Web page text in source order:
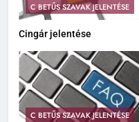
C BETŰS SZAVAK JELENTÉSE
Cingár jelentése
C BETŰS SZAVAK JELENTÉSE